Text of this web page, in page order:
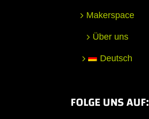
Makerspace
Über uns
Deutsch
FOLGE UNS AUF: